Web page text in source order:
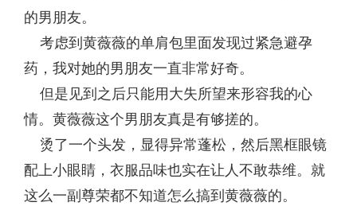
的男朋友。
考虑到黄薇薇的单肩包里面发现过紧急避孕
药，我对她的男朋友一直非常好奇。
但是见到之后只能用大失所望来形容我的心
情。黄薇薇这个男朋友真是有够搓的。
烫了一个头发，显得异常蓬松，然后黑框眼镜
配上小眼睛，衣服品味也实在让人不敢恭维。就
这么一副尊荣都不知道怎么搞到黄薇薇的。